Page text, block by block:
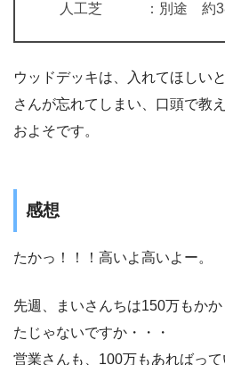
人工芝 ：別途 約38
ウッドデッキは、入れてほしい
さんが忘れてしまい、口頭で教
およそです。
感想
たかっ！！！高いよ高いよー。
先週、まいさんちは150万もか
たじゃないですか・・・
営業さんも、100万もあればっ